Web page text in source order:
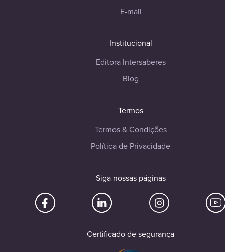
E-mail
Institucional
Editora Intersaberes
Blog
Termos
Termos & Condições
Política de Privacidade
Siga nossas páginas
Certificado de segurança